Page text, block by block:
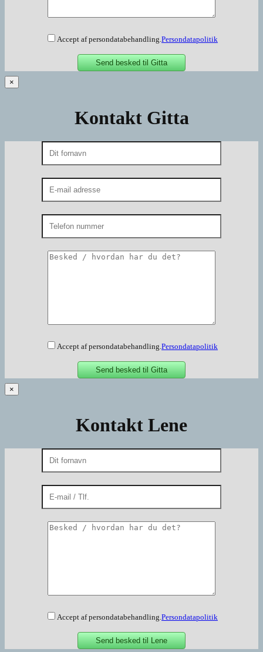
Accept af persondatabehandling.Persondatapolitik
×
Kontakt Gitta
Accept af persondatabehandling.Persondatapolitik
×
Kontakt Lene
Accept af persondatabehandling.Persondatapolitik